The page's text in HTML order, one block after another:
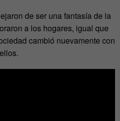
de ser una fantasía de la
a los hogares, igual que
cambió nuevamente con
ellos.